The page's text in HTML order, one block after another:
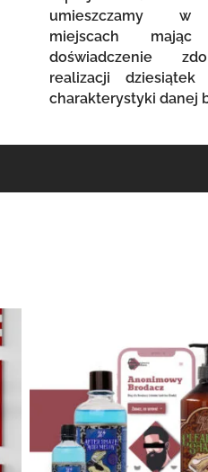
umieszczamy w
miejscach
doświadczenie
realizacji
charakterystyki danej